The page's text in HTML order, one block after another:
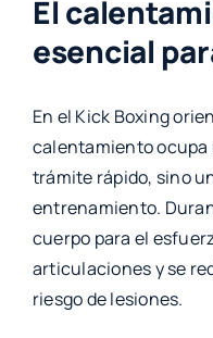
El
esencial
En el Kick Boxing
calentamiento ocupa
trámite rápido, sino
entrenamiento.
cuerpo para el
articulaciones y se
riesgo de lesiones.